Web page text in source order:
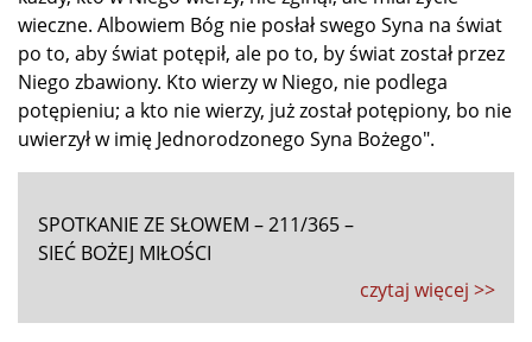
wieczne. Albowiem Bóg nie posłał swego Syna na świat
po to, aby świat potępił, ale po to, by świat został przez
Niego zbawiony. Kto wierzy w Niego, nie podlega
potępieniu; a kto nie wierzy, już został potępiony, bo nie
uwierzył w imię Jednorodzonego Syna Bożego".
SPOTKANIE ZE SŁOWEM – 211/365 –
SIEĆ BOŻEJ MIŁOŚCI
czytaj więcej >>